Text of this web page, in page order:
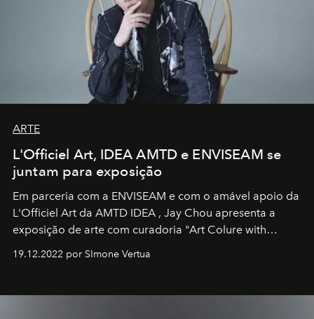
ARTE
L'Officiel Art, IDEA AMTD e ENVISEAM se
juntam para exposição
Em parceria com a ENVISEAM e com o amável apoio da
L'Officiel Art da AMTD IDEA , Jay Chou apresenta a
exposição de arte com curadoria "Art Colure with
19.12.2022 por SImone Vertua